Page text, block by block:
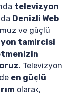
televizyon
Denizli Web
ve güçlü
tamircisi
. Televizyon
en güçlü
olarak,